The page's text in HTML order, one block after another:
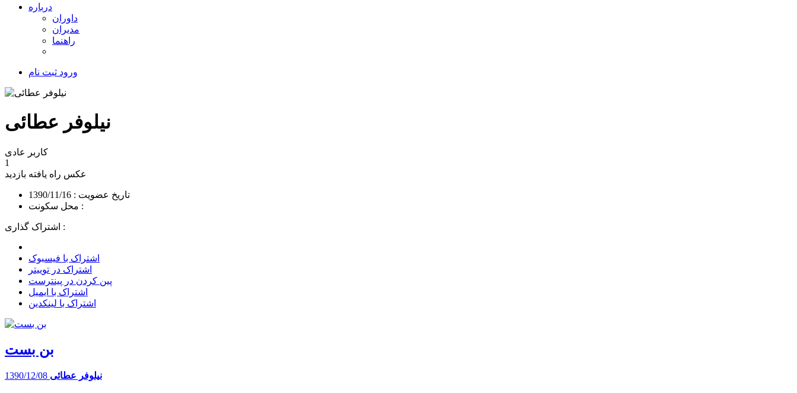
درباره
داوران
مدیران
راهنما
ورود ثبت نام
نیلوفر عطائی
کاربر عادی
1
عکس راه یافته بازدید
تاریخ عضویت : 1390/11/16
محل سکونت :
اشتراک گذاری :
اشتراک با فیسبوک
اشتراک در توییتر
پین کردن در پینترست
اشتراک با ایمیل
اشتراک با لینکدین
بن بست
نیلوفر عطائی 1390/12/08